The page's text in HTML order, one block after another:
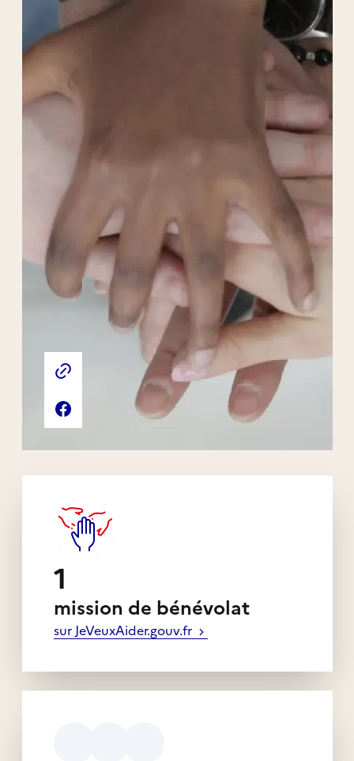
Liens externes de l'association
Site web de l'association
Page Facebook de l'association
1
mission de bénévolat
sur JeVeuxAider.gouv.fr